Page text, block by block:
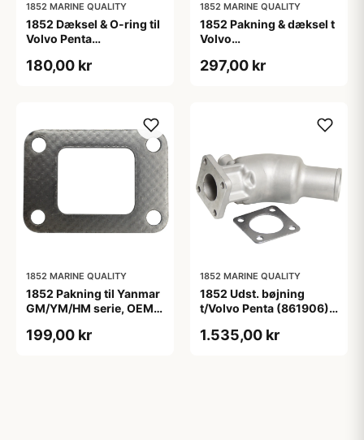
1852 MARINE QUALITY
1852 Dæksel & O-ring til
Volvo Penta
180,00 kr
1852 MARINE QUALITY
1852 Pakning & dæksel t
Volvo
OEM 844093
297,00 kr
1852 MARINE QUALITY
1852 Pakning til Yanmar
GM/YM/HM serie, OEM #
199,00 kr
1852 MARINE QUALITY
1852 Udst. bøjning
t/Volvo Penta (861906)
1.535,00 kr